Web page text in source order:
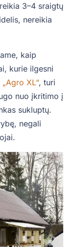
3–4 sraigtų
nereikia
kaip
kurie ilgesni
XL“, turi
nuo įkritimo į
sukluptų.
negali